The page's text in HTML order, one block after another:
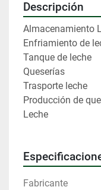
Descripción
Almacenamiento
Enfriamiento de
Tanque de leche
Queserías
Trasporte leche
Producción de
Leche
Fabricante